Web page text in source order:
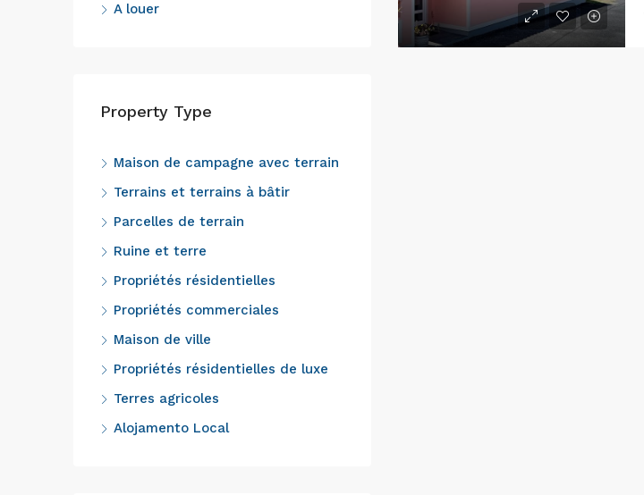
A louer
Property Type
Maison de campagne avec terrain
Terrains et terrains à bâtir
Parcelles de terrain
Ruine et terre
Propriétés résidentielles
Propriétés commerciales
Maison de ville
Propriétés résidentielles de luxe
Terres agricoles
Alojamento Local